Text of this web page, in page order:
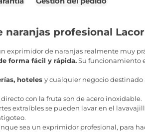
profesional
exprimidor de naranjas realmente muy
forma fácil y rápida.Su funcionamiento
hoteles y cualquier negocio destinado
con la fruta son de acero inoxidable.
extraíbles se pueden lavar en el
sea un exprimidor profesional, para